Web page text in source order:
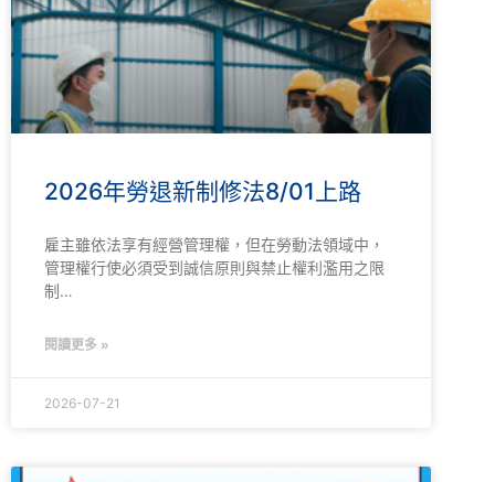
2026年勞退新制修法8/01上路
雇主雖依法享有經營管理權，但在勞動法領域中，
管理權行使必須受到誠信原則與禁止權利濫用之限
制…
閱讀更多 »
2026-07-21